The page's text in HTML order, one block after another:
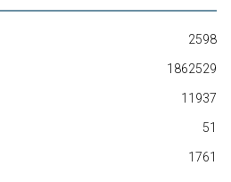
2598
1862529
11937
51
1761